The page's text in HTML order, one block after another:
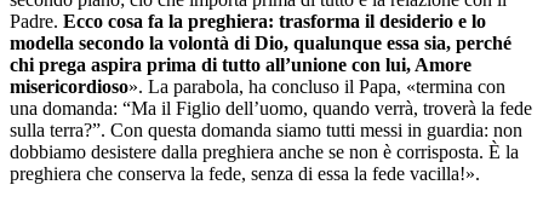
Padre. Ecco cosa fa la preghiera: trasforma il desiderio e lo
modella secondo la volontà di Dio, qualunque essa sia, perché
chi prega aspira prima di tutto all’unione con lui, Amore
misericordioso». La parabola, ha concluso il Papa, «termina con
una domanda: “Ma il Figlio dell’uomo, quando verrà, troverà la fede
sulla terra?”. Con questa domanda siamo tutti messi in guardia: non
dobbiamo desistere dalla preghiera anche se non è corrisposta. È la
preghiera che conserva la fede, senza di essa la fede vacilla!».